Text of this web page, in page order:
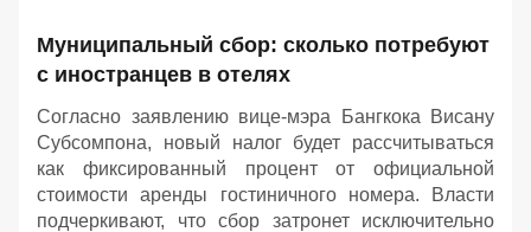
Муниципальный сбор: сколько потребуют
с иностранцев в отелях
Согласно заявлению вице-мэра Бангкока Висану
Субсомпона, новый налог будет рассчитываться
как фиксированный процент от официальной
стоимости аренды гостиничного номера. Власти
подчеркивают, что сбор затронет исключительно